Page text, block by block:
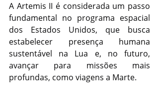
A Artemis II é considerada um passo
fundamental no programa espacial
dos Estados Unidos, que busca
estabelecer presença humana
sustentável na Lua e, no futuro,
avançar para missões mais
profundas, como viagens a Marte.